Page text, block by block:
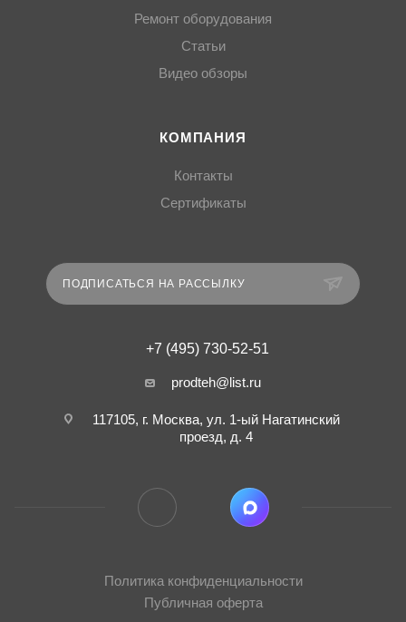
Ремонт оборудования
Статьи
Видео обзоры
КОМПАНИЯ
Контакты
Сертификаты
ПОДПИСАТЬСЯ НА РАССЫЛКУ
+7 (495) 730-52-51
prodteh@list.ru
117105, г. Москва, ул. 1-ый Нагатинский
проезд, д. 4
Политика конфиденциальности
Публичная оферта